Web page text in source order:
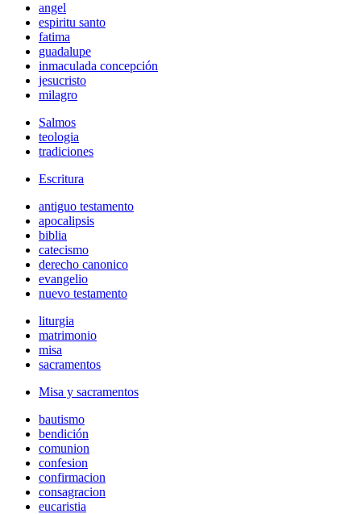
angel
espiritu santo
fatima
guadalupe
inmaculada concepción
jesucristo
milagro
Salmos
teologia
tradiciones
Escritura
antiguo testamento
apocalipsis
biblia
catecismo
derecho canonico
evangelio
nuevo testamento
liturgia
matrimonio
misa
sacramentos
Misa y sacramentos
bautismo
bendición
comunion
confesion
confirmacion
consagracion
eucaristia